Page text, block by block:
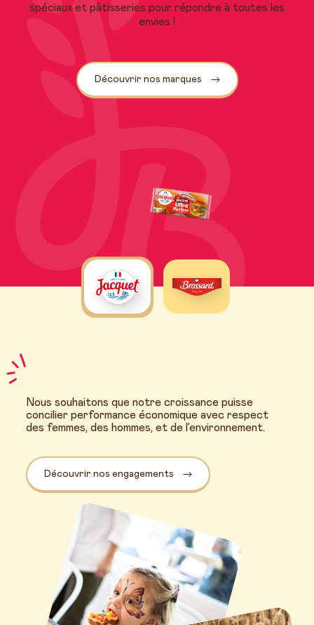
spéciaux et pâtisseries pour répondre à toutes les
envies !
Découvrir nos marques
Nous souhaitons que notre croissance puisse
concilier performance économique avec respect
des femmes, des hommes, et de l’environnement.
Découvrir nos engagements